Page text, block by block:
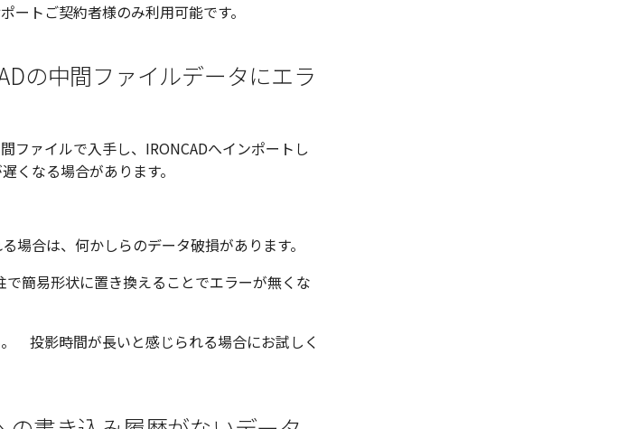
ートご契約者様のみ利用可能です。
の中間ファイルデータにエラ
ファイルで入手し、IRONCADへインポートし
くなる場合があります。
場合は、何かしらのデータ破損があります。
簡易形状に置き換えることでエラーが無くな
投影時間が長いと感じられる場合にお試しく